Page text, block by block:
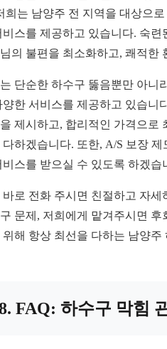
희는 남양주 전 지역을 대상으
비스를 제공하고 있습니다. 숙
의 불편을 최소화하고, 쾌적한
단순한 하수구 뚫음뿐만 아니
양한 서비스를 제공하고 있습니
제시하고, 합리적인 가격으로
다하겠습니다. 또한, A/S 보장
비스를 받으실 수 있도록 하겠습
바로 전화 주시면 친절하고 자
문제, 저희에게 맡겨주시면
위해 항상 최선을 다하는 남양
FAQ: 하수구 막힘